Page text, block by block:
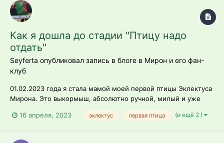
Как я дошла до стадии "Птицу надо
отдать"
Seyferta опубликовал запись в блоге в Мирон и его фан-
клуб
01.02.2023 года я стала мамой моей первой птицы Эклектуса
Мирона. Это выкормыш, абсолютно ручной, милый и уже
крупных попугаев, слово "взрослый" слишком громкое.
мне казалось, тщ...
16 апреля, 2023 эклектус первая птица (и ещё 2 )